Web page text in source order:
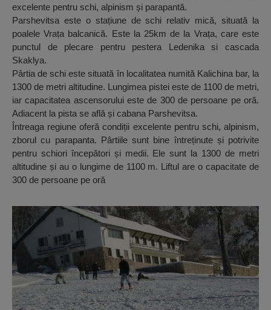
excelente pentru schi, alpinism și parapantă.
Parshevitsa este o stațiune de schi relativ mică, situată la
poalele Vrața balcanică. Este la 25km de la Vrața, care este
punctul de plecare pentru pestera Ledenika si cascada
Skaklya.
Pârtia de schi este situată în localitatea numită Kalichina bar, la
1300 de metri altitudine. Lungimea pistei este de 1100 de metri,
iar capacitatea ascensorului este de 300 de persoane pe oră.
Adiacent la pista se află și cabana Parshevitsa.
Întreaga regiune oferă condiții excelente pentru schi, alpinism,
zborul cu parapanta. Pârtiile sunt bine întreținute și potrivite
pentru schiori începători și medii. Ele sunt la 1300 de metri
altitudine și au o lungime de 1100 m. Liftul are o capacitate de
300 de persoane pe oră